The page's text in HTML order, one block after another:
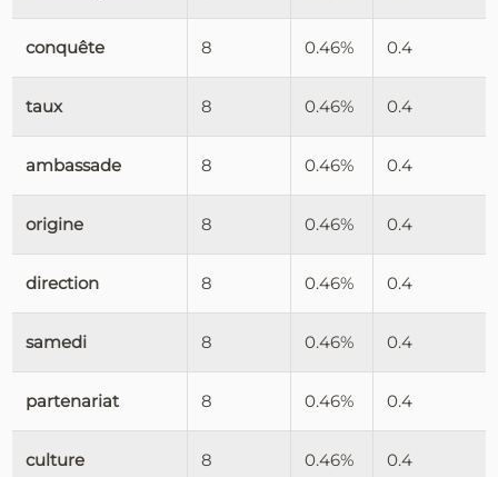
conquête 8 0.46% 0.4
taux 8 0.46% 0.4
ambassade 8 0.46% 0.4
origine 8 0.46% 0.4
direction 8 0.46% 0.4
samedi 8 0.46% 0.4
partenariat 8 0.46% 0.4
culture 8 0.46% 0.4